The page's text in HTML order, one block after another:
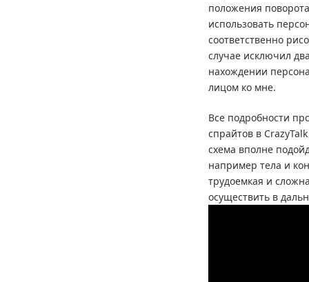
положения
использовать
соответственно
случае исключил
нахождении
лицом ко мне.
Все подробности
спрайтов в
схема вполне
например тела и
трудоемкая и
осуществить в